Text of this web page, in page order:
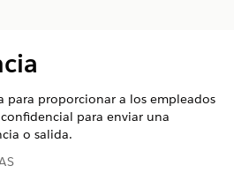
materias
para proporcionar a los empleados
para enviar una
o salida.